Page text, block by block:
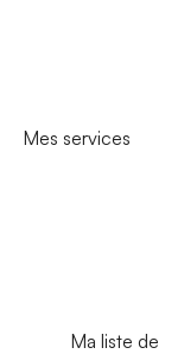
Mes services
Ma liste de